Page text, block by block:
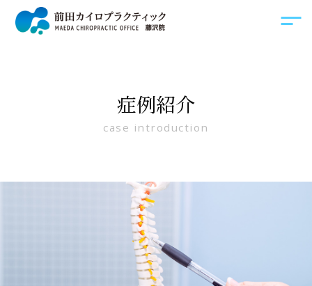
症例紹介
case introduction